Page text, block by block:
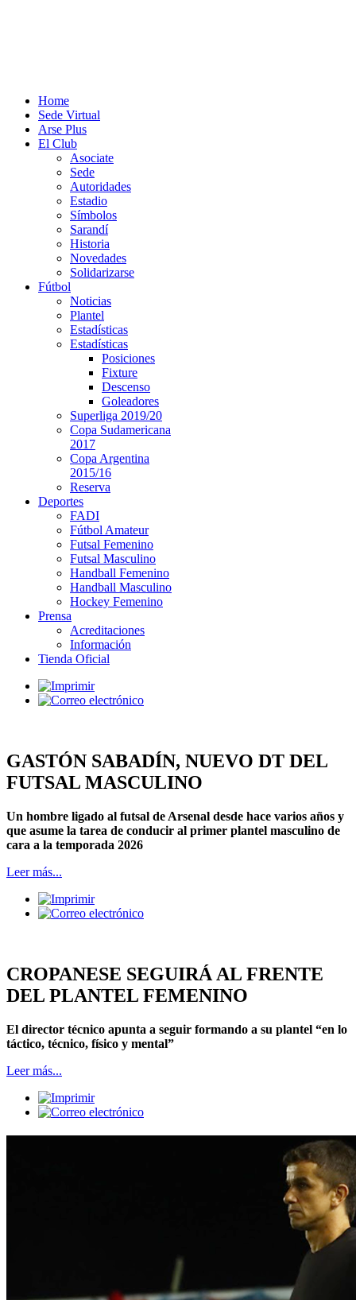
Home
Sede Virtual
Arse Plus
El Club
Asociate
Sede
Autoridades
Estadio
Símbolos
Sarandí
Historia
Novedades
Solidarizarse
Fútbol
Noticias
Plantel
Estadísticas
Estadísticas
Posiciones
Fixture
Descenso
Goleadores
Superliga 2019/20
Copa Sudamericana
2017
Copa Argentina
2015/16
Reserva
Deportes
FADI
Fútbol Amateur
Futsal Femenino
Futsal Masculino
Handball Femenino
Handball Masculino
Hockey Femenino
Prensa
Acreditaciones
Información
Tienda Oficial
GASTÓN SABADÍN, NUEVO DT DEL
FUTSAL MASCULINO
Un hombre ligado al futsal de Arsenal desde hace varios años y
que asume la tarea de conducir al primer plantel masculino de
cara a la temporada 2026
Leer más...
CROPANESE SEGUIRÁ AL FRENTE
DEL PLANTEL FEMENINO
El director técnico apunta a seguir formando a su plantel “en lo
táctico, técnico, físico y mental”
Leer más...